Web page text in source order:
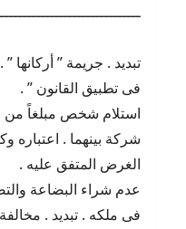
تبديد . جريمة ”
فى تطبيق القانون ” .
استلام شخص مبلغاً من
شركة بينهما . اعتباره
الغرض المتفق عليه .
عدم شراء البضاعة
فى ملكه . تبديد .